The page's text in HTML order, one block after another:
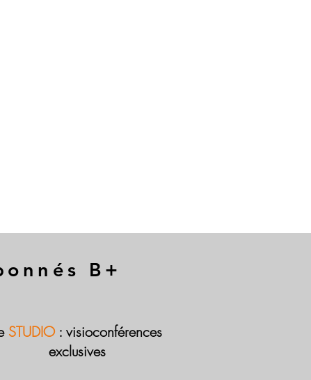
B+
STUDIO : visioconférences
exclusives